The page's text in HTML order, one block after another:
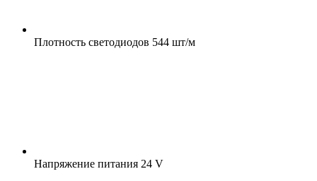
Плотность светодиодов 544 шт/м
Напряжение питания 24 V